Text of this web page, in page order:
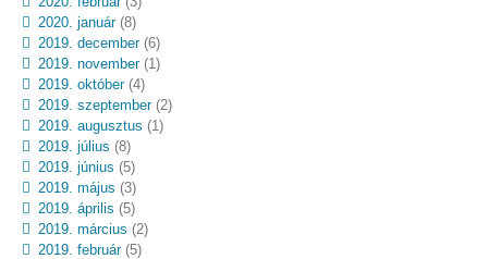
2020. január(8)
2019. december(6)
2019. november(1)
2019. október(4)
2019. szeptember(2)
2019. augusztus (1)
2019. július (8)
2019. június (5)
2019. május (3)
2019. április (5)
2019. március (2)
2019. február(5)